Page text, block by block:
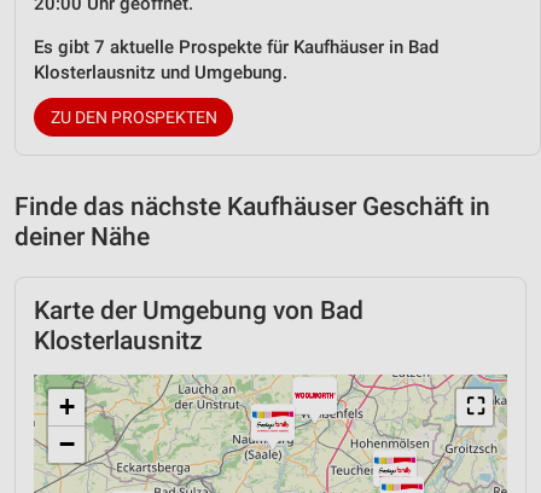
Es gibt 7 aktuelle Prospekte für Kaufhäuser in Bad
Klosterlausnitz und Umgebung.
ZU DEN PROSPEKTEN
Finde das nächste Kaufhäuser Geschäft in
deiner Nähe
Karte der Umgebung von Bad
Klosterlausnitz
⛶
+
−